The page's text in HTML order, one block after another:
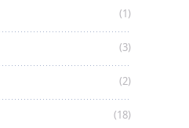
(1)
(3)
(2)
(18)